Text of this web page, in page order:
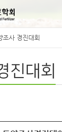
조사 경진대회
진대회